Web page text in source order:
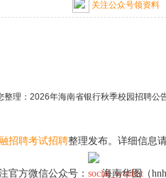
关注公众号领资料
整理：2026年海南省银行秋季校园招聘公
招聘考试招聘整理发布。详细信息
官方微信公众号： 海南华图（